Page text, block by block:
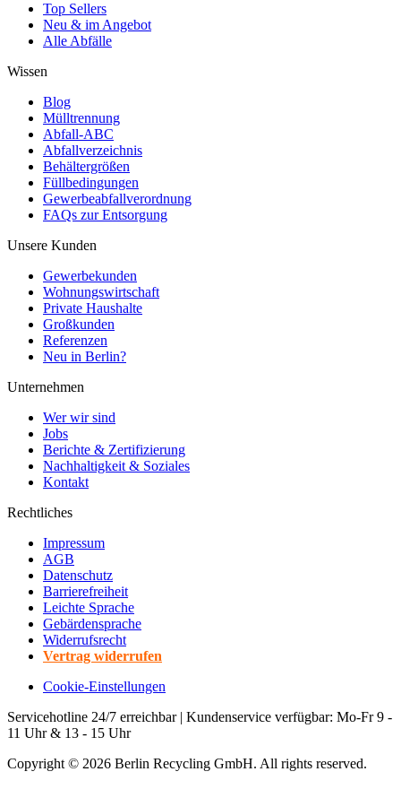
Top Sellers
Neu & im Angebot
Alle Abfälle
Wissen
Blog
Mülltrennung
Abfall-ABC
Abfallverzeichnis
Behältergrößen
Füllbedingungen
Gewerbeabfallverordnung
FAQs zur Entsorgung
Unsere Kunden
Gewerbekunden
Wohnungswirtschaft
Private Haushalte
Großkunden
Referenzen
Neu in Berlin?
Unternehmen
Wer wir sind
Jobs
Berichte & Zertifizierung
Nachhaltigkeit & Soziales
Kontakt
Rechtliches
Impressum
AGB
Datenschutz
Barrierefreiheit
Leichte Sprache
Gebärdensprache
Widerrufsrecht
Vertrag widerrufen
Cookie-Einstellungen
Servicehotline 24/7 erreichbar | Kundenservice verfügbar: Mo-Fr 9 -
11 Uhr & 13 - 15 Uhr
Copyright © 2026 Berlin Recycling GmbH. All rights reserved.